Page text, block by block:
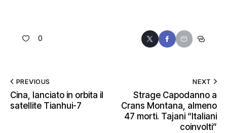
0
PREVIOUS
Cina, lanciato in orbita il
satellite Tianhui-7
NEXT
Strage Capodanno a
Crans Montana, almeno
47 morti. Tajani “Italiani
coinvolti”